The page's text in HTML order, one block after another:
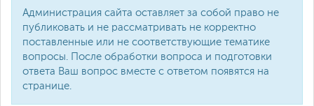
Администрация сайта оставляет за собой право не
публиковать и не рассматривать не корректно
поставленные или не соответствующие тематике
вопросы. После обработки вопроса и подготовки
ответа Ваш вопрос вместе с ответом появятся на
странице.